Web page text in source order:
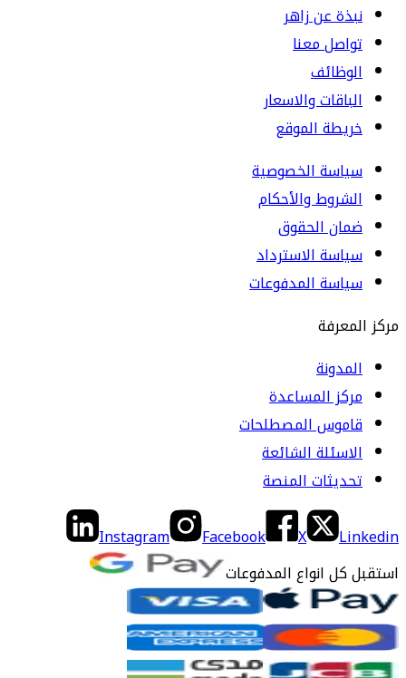
نبذة عن زاهر
تواصل معنا
الوظائف
الباقات والاسعار
خريطة الموقع
سياسة الخصوصية
الشروط والأحكام
ضمان الحقوق
سياسة الاسترداد
سياسة المدفوعات
مركز المعرفة
المدونة
مركز المساعدة
قاموس المصطلحات
الاسئلة الشائعة
تحديثات المنصة
Instagram
Facebook X
Linkedin
استقبل كل انواع المدفوعات